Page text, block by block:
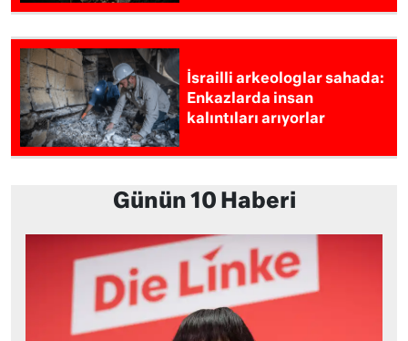
İsrailli arkeologlar sahada:
Enkazlarda insan
kalıntıları arıyorlar
Günün 10 Haberi